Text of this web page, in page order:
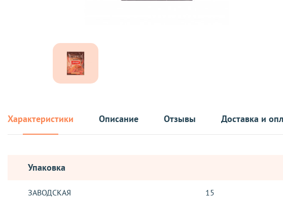
Характеристики Описание Отзывы Доставка и
Упаковка
ЗАВОДСКАЯ 15